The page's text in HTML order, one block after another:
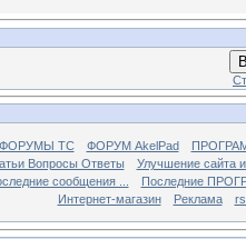
ФОРУМЫ TC ФОРУМ AkelPad
Вопросы Ответы
Улучшение сайта
сообщения ...
Последние
Интернет-магазин
Реклама